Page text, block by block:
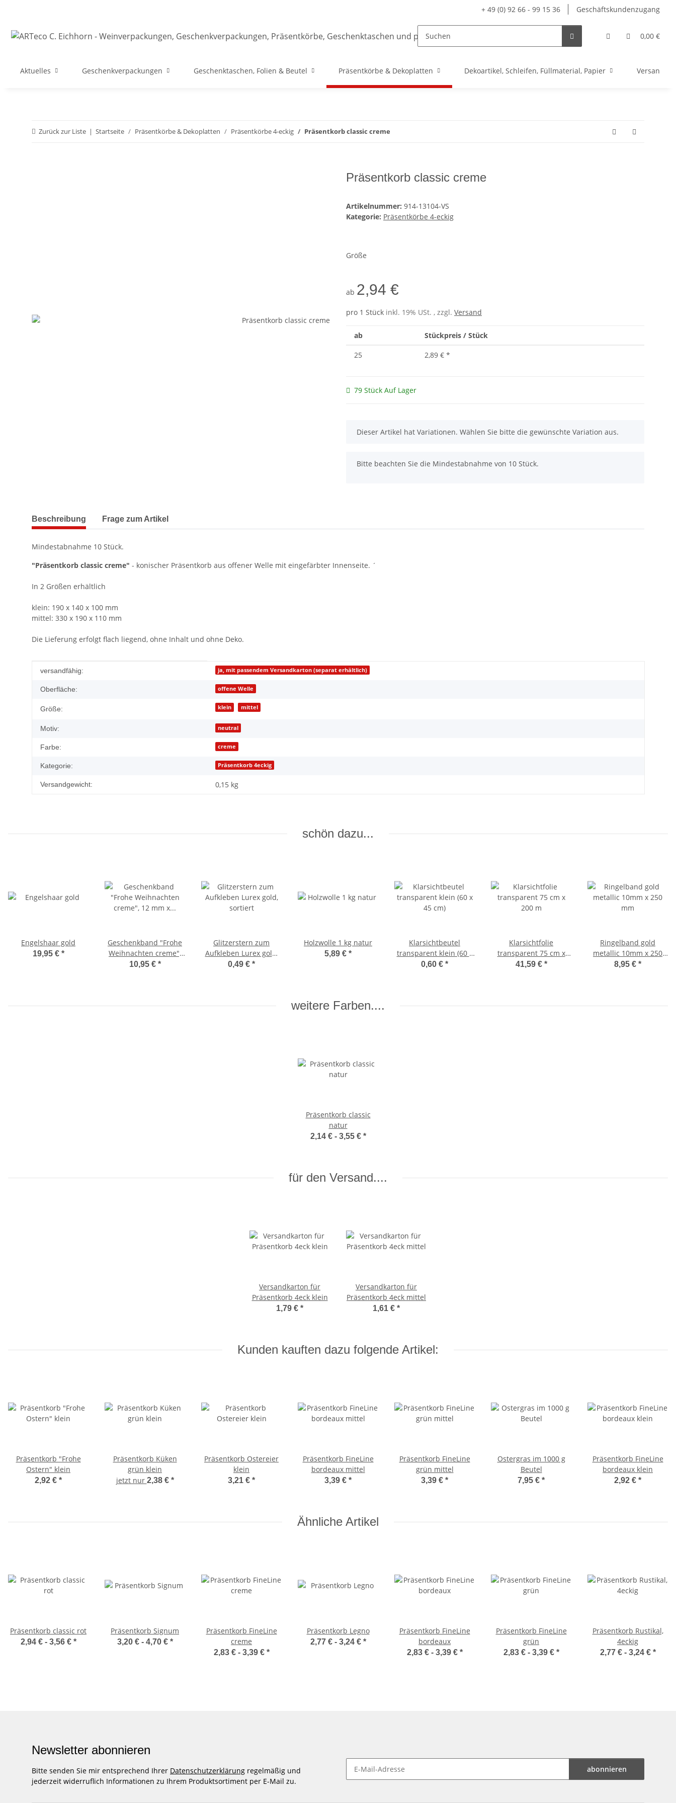
+ 49 (0) 92 66 - 99 15 36 Geschäftskundenzugang
0,00 €
Aktuelles Geschenkverpackungen Geschenktaschen, Folien & Beutel Präsentkörbe & Dekoplatten Dekoartikel, Schleifen, Füllmaterial, Papier
Zurück zur Liste Startseite Präsentkörbe & Dekoplatten Präsentkörbe 4-eckig Präsentkorb classic creme
Präsentkorb classic creme
Artikelnummer: 914-13104-VS
Kategorie: Präsentkörbe 4-eckig
Größe
ab 2,94 €
pro 1 Stück inkl. 19% USt. , zzgl. Versand
ab Stückpreis / Stück
25 2,89 € *
79 Stück Auf Lager
x
Dieser Artikel hat Variationen. Wählen Sie bitte die gewünschte Variation aus.
x
Bitte beachten Sie die Mindestabnahme von 10 Stück.
weitere Registerkarten anzeigen
Beschreibung Frage zum Artikel
Mindestabnahme 10 Stück.
"Präsentkorb classic creme" - konischer Präsentkorb aus offener Welle mit eingefärbter Innenseite. ´
In 2 Größen erhältlich
klein: 190 x 140 x 100 mm
mittel: 330 x 190 x 110 mm
Die Lieferung erfolgt flach liegend, ohne Inhalt und ohne Deko.
Produkteigenschaft
Wert
versandfähig: ja, mit passendem Versandkarton (separat erhältlich)
Oberfläche: offene Welle
Größe: klein mittel
Motiv: neutral
Farbe: creme
Kategorie: Präsentkorb 4eckig
Versandgewicht: 0,15 kg
schön dazu...
Engelshaar gold
19,95 € *
Geschenkband "Frohe
Weihnachten creme",
12 mm x 20 m
10,95 € *
Glitzerstern zum
Aufkleben Lurex gold,
sortiert
0,49 € *
Holzwolle 1 kg natur
5,89 € *
Klarsichtbeutel
transparent klein (60 x
45 cm)
0,60 € *
Klarsichtfolie
transparent 75 cm x
200 m
41,59 € *
Ringelband gold
metallic 10mm x 250
mm
8,95 € *
weitere Farben....
Präsentkorb classic
natur
2,14 € - 3,55 € *
für den Versand....
Versandkarton für
Präsentkorb 4eck klein
1,79 € *
Versandkarton für
Präsentkorb 4eck mittel
1,61 € *
Kunden kauften dazu folgende Artikel:
Präsentkorb "Frohe
Ostern" klein
2,92 € *
Präsentkorb Küken
grün klein
jetzt nur 2,38 € *
Präsentkorb Ostereier
klein
3,21 € *
Präsentkorb FineLine
bordeaux mittel
3,39 € *
Präsentkorb FineLine
grün mittel
3,39 € *
Ostergras im 1000 g
Beutel
7,95 € *
Präsentkorb FineLine
bordeaux klein
2,92 € *
Ähnliche Artikel
Präsentkorb classic rot
2,94 € - 3,56 € *
Präsentkorb Signum
3,20 € - 4,70 € *
Präsentkorb FineLine
creme
2,83 € - 3,39 € *
Präsentkorb Legno
2,77 € - 3,24 € *
Präsentkorb FineLine
bordeaux
2,83 € - 3,39 € *
Präsentkorb FineLine
grün
2,83 € - 3,39 € *
Präsentkorb Rustikal,
4eckig
2,77 € - 3,24 € *
Newsletter abonnieren
Bitte senden Sie mir entsprechend Ihrer Datenschutzerklärung regelmäßig und
jederzeit widerruflich Informationen zu Ihrem Produktsortiment per E-Mail zu.
abonnieren